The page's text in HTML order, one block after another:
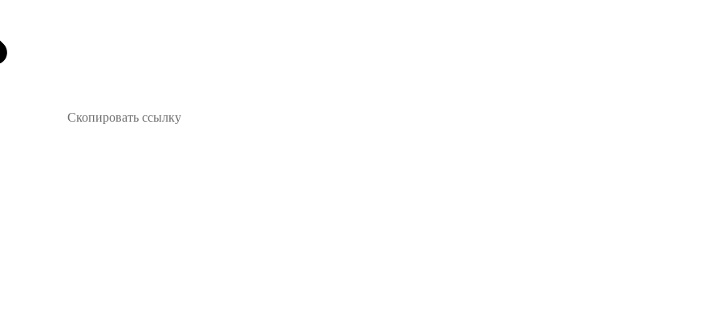
Скопировать ссылку